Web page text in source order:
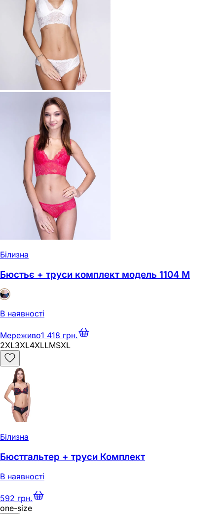
Білизна
Бюстьє + труси комплект модель 1104 M
В наявності
Мереживо1 418 грн.
2XL3XL4XLLMSXL
Білизна
Бюстгальтер + труси Комплект
В наявності
592 грн.
one-size